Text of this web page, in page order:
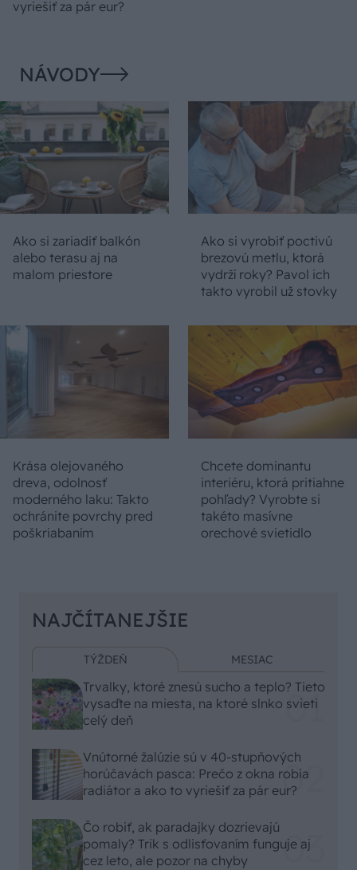
vyriešiť za pár eur?
NÁVODY
Ako si zariadiť balkón
alebo terasu aj na
malom priestore
Ako si vyrobiť poctivú
brezovú metlu, ktorá
vydrží roky? Pavol ich
takto vyrobil už stovky
Krása olejovaného
dreva, odolnosť
moderného laku: Takto
ochránite povrchy pred
poškriabaním
Chcete dominantu
interiéru, ktorá pritiahne
pohľady? Vyrobte si
takéto masívne
orechové svietidlo
NAJČÍTANEJŠIE
TÝŽDEŇ MESIAC
Trvalky, ktoré znesú sucho a teplo? Tieto
vysaďte na miesta, na ktoré slnko svieti
celý deň
Vnútorné žalúzie sú v 40-stupňových
horúčavách pasca: Prečo z okna robia
radiátor a ako to vyriešiť za pár eur?
Čo robiť, ak paradajky dozrievajú
pomaly? Trik s odlisťovaním funguje aj
cez leto, ale pozor na chyby